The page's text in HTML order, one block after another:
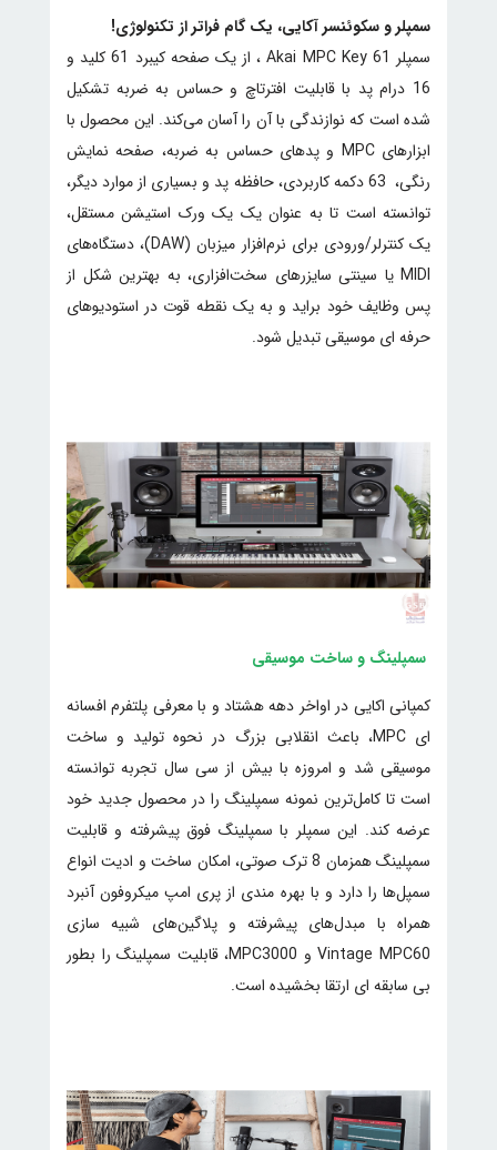
سمپلر و سکوئنسر آکایی، یک گام فراتر از تکنولوژی!
سمپلر Akai MPC Key 61 ، از یک صفحه کیبرد 61 کلید و
16 درام پد با قابلیت افترتاچ و حساس به ضربه تشکیل
شده است که نوازندگی با آن را آسان می‌کند. این محصول با
ابزارهای MPC و پدهای حساس به ضربه، صفحه نمایش
رنگی، 63 دکمه کاربردی، حافظه پد و بسیاری از موارد دیگر،
توانسته است تا به عنوان یک یک ورک استیشن مستقل،
یک کنترلر/ورودی برای نرم‌افزار میزبان (DAW)، دستگاه‌های
MIDI یا سینتی سایزرهای سخت‌افزاری، به بهترین شکل از
پس وظایف خود براید و به یک نقطه قوت در استودیوهای
حرفه ای موسیقی تبدیل شود.
سمپلینگ و ساخت موسیقی
کمپانی اکایی در اواخر دهه هشتاد و با معرفی پلتفرم افسانه
ای MPC، باعث انقلابی بزرگ در نحوه تولید و ساخت
موسیقی شد و امروزه با بیش از سی سال تجربه توانسته
است تا کامل‌ترین نمونه سمپلینگ را در محصول جدید خود
عرضه کند. این سمپلر با سمپلینگ فوق پیشرفته و قابلیت
سمپلینگ همزمان 8 ترک صوتی، امکان ساخت و ادیت انواع
سمپل‌ها را دارد و با بهره مندی از پری امپ میکروفون آنبرد
همراه با مبدل‌های پیشرفته و پلاگین‌های شبیه سازی
Vintage MPC60 و MPC3000، قابلیت سمپلینگ را بطور
بی سابقه ای ارتقا بخشیده است.